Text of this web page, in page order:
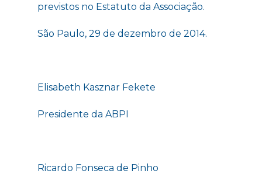
previstos no Estatuto da Associação.
São Paulo, 29 de dezembro de 2014.
Elisabeth Kasznar Fekete
Presidente da ABPI
Ricardo Fonseca de Pinho